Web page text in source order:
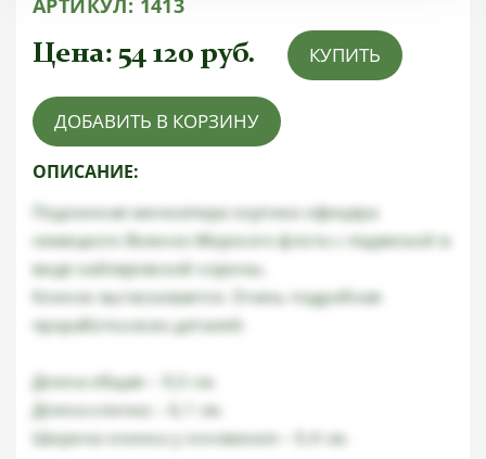
АРТИКУЛ: 1413
Цена: 54 120 руб. КУПИТЬ
ДОБАВИТЬ В КОРЗИНУ
ОПИСАНИЕ:
Подлинная миниатюра кортика офицера
немецкого Военно-Морского флота с подвеской в
виде кайзеровской короны.
Клинок вытаскивается. Очень подробная
проработка всех деталей.
Длина общая – 9,3 см.
Длина клинка – 6,1 см.
Ширина клинка у основания – 0,4 см.